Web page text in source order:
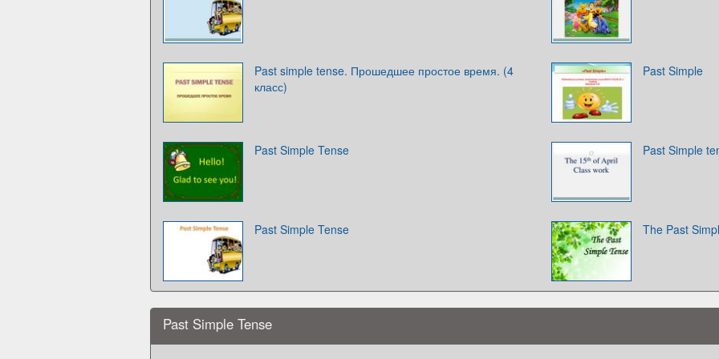
Past simple tense. Прошедшее простое время. (4
класс)
Past Simple
Past Simple Tense Past Simple
Past Simple Tense The Past
Past Simple Tense